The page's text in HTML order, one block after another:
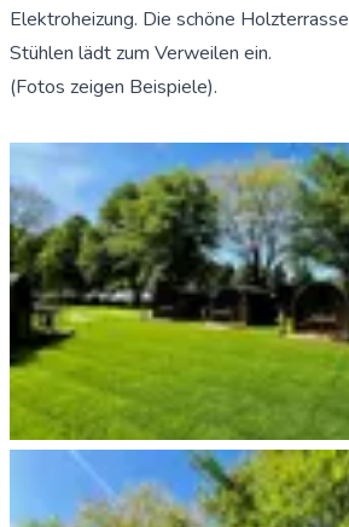
Elektroheizung. Die schöne
Stühlen lädt zum Verweilen ein.
(Fotos zeigen Beispiele).
Trekking Pod+ Essen